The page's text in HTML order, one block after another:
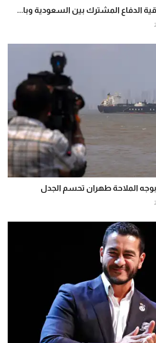
الدفاع المشترك بين السعودية وبا...
الملاحة طهران تحسم الجدل